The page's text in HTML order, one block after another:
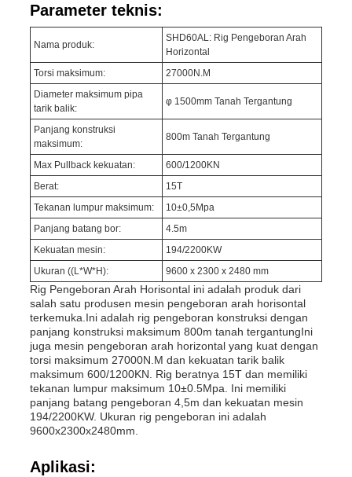
Parameter teknis:
Nama produk:
SHD60AL: Rig Pengeboran Arah
Horizontal
Torsi maksimum:
27000N.M
Diameter maksimum pipa
tarik balik:
φ 1500mm Tanah Tergantung
Panjang konstruksi
maksimum:
800m Tanah Tergantung
Max Pullback kekuatan:
600/1200KN
Berat:
15T
Tekanan lumpur maksimum:
10±0,5Mpa
Panjang batang bor:
4.5m
Kekuatan mesin:
194/2200KW
Ukuran ((L*W*H):
9600 x 2300 x 2480 mm
Rig Pengeboran Arah Horisontal ini adalah produk dari
salah satu produsen mesin pengeboran arah horisontal
terkemuka.Ini adalah rig pengeboran konstruksi dengan
panjang konstruksi maksimum 800m tanah tergantungIni
juga mesin pengeboran arah horizontal yang kuat dengan
torsi maksimum 27000N.M dan kekuatan tarik balik
maksimum 600/1200KN. Rig beratnya 15T dan memiliki
tekanan lumpur maksimum 10±0.5Mpa. Ini memiliki
panjang batang pengeboran 4,5m dan kekuatan mesin
194/2200KW. Ukuran rig pengeboran ini adalah
9600x2300x2480mm.
Aplikasi: